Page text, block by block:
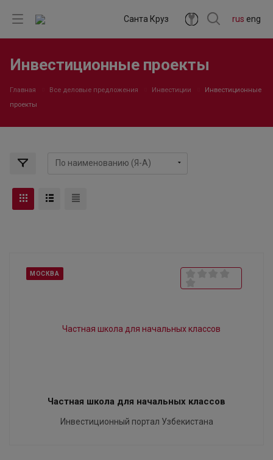
rus eng
Санта Круз
Инвестиционные проекты
Главная Все деловые предложения Инвестиции
Инвестиционные
проекты
МОСКВА
Частная школа для начальных классов
Инвестиционный портал Узбекистана